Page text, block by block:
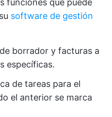
funciones que puede
software de gestión
borrador y facturas a
específicas.
de tareas para el
el anterior se marca